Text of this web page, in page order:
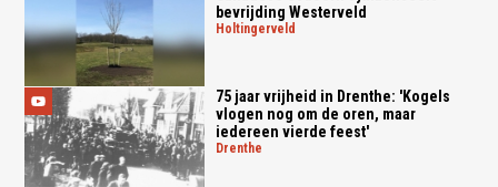
bevrijding Westerveld
holtingerveld
75 jaar vrijheid in Drenthe: 'Kogels
vlogen nog om de oren, maar
iedereen vierde feest'
drenthe